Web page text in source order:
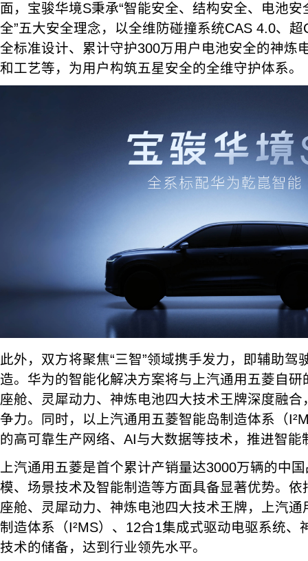
面，宝骏华境S秉承“智能安全、结构安全、电池
全”五大安全理念，以全维防碰撞系统CAS 4.0、
全标准设计、累计守护300万用户电池安全的神炼
和工艺等，为用户构筑五星安全的全维守护体系。
此外，双方将聚焦“三智”领域携手发力，即辅助驾
造。华为的智能化解决方案将与上汽通用五菱自
座舱、灵犀动力、神炼电池四大技术王牌深度融
争力。同时，以上汽通用五菱智能岛制造体系（
的高可靠生产网络、AI与大数据等技术，推进智能
上汽通用五菱是首个累计产销量达3000万辆的中
模、场景技术及智能制造等方面具备显著优势。
座舱、灵犀动力、神炼电池四大技术王牌，上汽
制造体系（I²MS）、12合1集成式驱动电驱系统、
技术的储备，达到行业领先水平。